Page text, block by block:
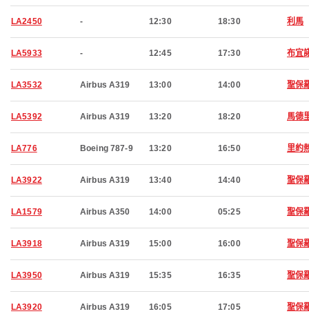
LA2450 - 12:30 18:30 利馬
LA5933 - 12:45 17:30 布宜
LA3532 Airbus A319 13:00 14:00 聖保
LA5392 Airbus A319 13:20 18:20 馬德
LA776 Boeing 787-9 13:20 16:50 里約
LA3922 Airbus A319 13:40 14:40 聖保
LA1579 Airbus A350 14:00 05:25 聖保
LA3918 Airbus A319 15:00 16:00 聖保
LA3950 Airbus A319 15:35 16:35 聖保
LA3920 Airbus A319 16:05 17:05 聖保